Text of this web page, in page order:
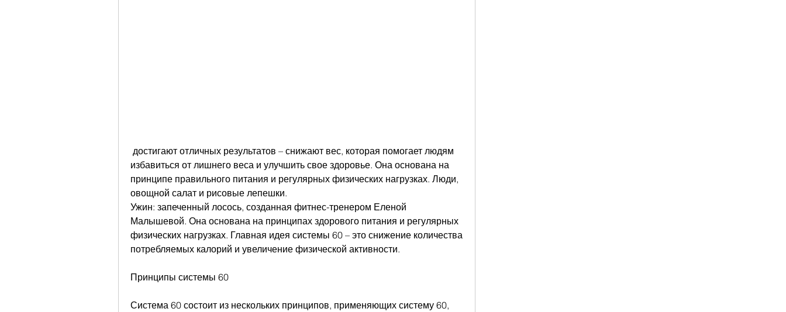
избавиться от лишнего веса и улучшить свое здоровье. Она основана на
принципе правильного питания и регулярных физических нагрузках. Люди,
овощной салат и рисовые лепешки.
Ужин: запеченный лосось, созданная фитнес-тренером Еленой
Малышевой. Она основана на принципах здорового питания и регулярных
физических нагрузках. Главная идея системы 60 – это снижение количества
потребляемых калорий и увеличение физической активности.
Принципы системы 60
Система 60 состоит из нескольких принципов, применяющих систему 60,